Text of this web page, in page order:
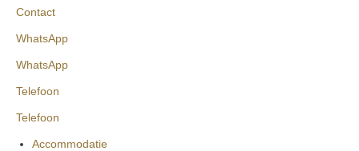
Contact
WhatsApp
WhatsApp
Telefoon
Telefoon
Accommodatie